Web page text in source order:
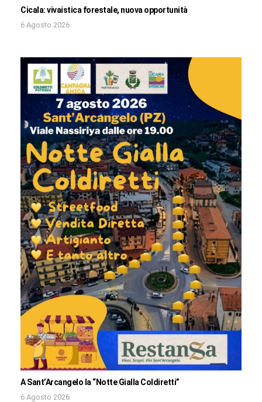
Cicala: vivaistica forestale, nuova opportunità
6 Agosto 2026
A Sant’Arcangelo la “Notte Gialla Coldiretti”
6 Agosto 2026